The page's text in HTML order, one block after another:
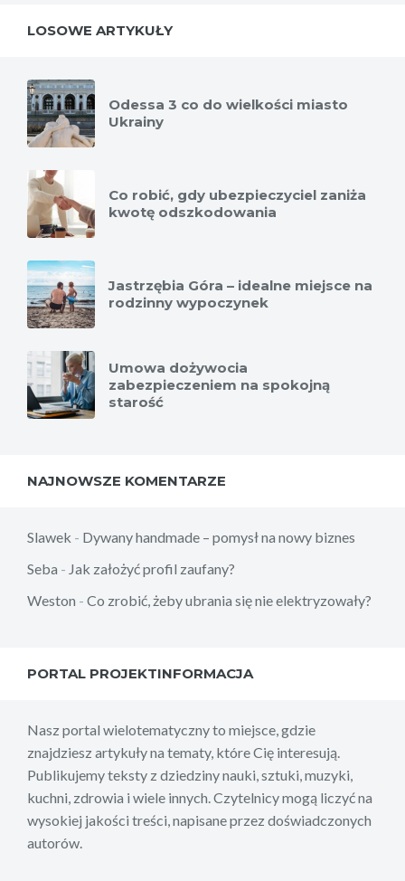
LOSOWE ARTYKUŁY
Odessa 3 co do wielkości miasto
Ukrainy
Co robić, gdy ubezpieczyciel zaniża
kwotę odszkodowania
Jastrzębia Góra – idealne miejsce na
rodzinny wypoczynek
Umowa dożywocia
zabezpieczeniem na spokojną
starość
NAJNOWSZE KOMENTARZE
Slawek - Dywany handmade – pomysł na nowy biznes
Seba - Jak założyć profil zaufany?
Weston - Co zrobić, żeby ubrania się nie elektryzowały?
PORTAL PROJEKTINFORMACJA
Nasz portal wielotematyczny to miejsce, gdzie
znajdziesz artykuły na tematy, które Cię interesują.
Publikujemy teksty z dziedziny nauki, sztuki, muzyki,
kuchni, zdrowia i wiele innych. Czytelnicy mogą liczyć na
wysokiej jakości treści, napisane przez doświadczonych
autorów.